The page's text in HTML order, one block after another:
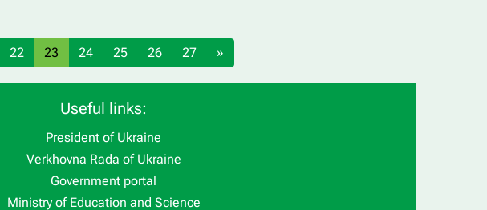
22 23 24 25 26 27 »
Useful links:
President of Ukraine
Verkhovna Rada of Ukraine
Government portal
Ministry of Education and Science